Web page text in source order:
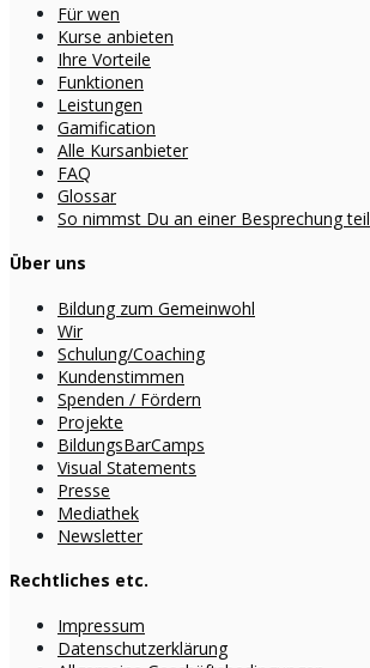
Für wen
Kurse anbieten
Ihre Vorteile
Funktionen
Leistungen
Gamification
Alle Kursanbieter
FAQ
Glossar
So nimmst Du an einer Besprechung teil
Über uns
Bildung zum Gemeinwohl
Wir
Schulung/Coaching
Kundenstimmen
Spenden / Fördern
Projekte
BildungsBarCamps
Visual Statements
Presse
Mediathek
Newsletter
Rechtliches etc.
Impressum
Datenschutzerklärung